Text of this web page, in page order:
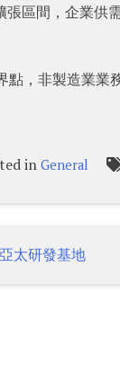
區間，企業供
，非製造業
in General
太研發基地